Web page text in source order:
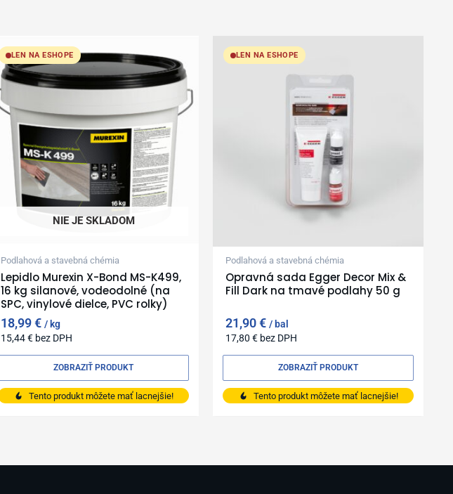
LEN NA ESHOPE
NIE JE SKLADOM
Podlahová a stavebná chémia
Lepidlo Murexin X-Bond MS-K499,
16 kg silanové, vodeodolné (na
SPC, vinylové dielce, PVC rolky)
18,99€ kg
15,44€ bez DPH
Tento produkt môžete mať lacnejšie!
ZOBRAZIŤ PRODUKT
LEN NA ESHOPE
Podlahová a stavebná chémia
Opravná sada Egger Decor Mix &
Fill Dark na tmavé podlahy 50 g
21,90€ bal
17,80 € bez DPH
Tento produkt môžete mať lacnejšie!
ZOBRAZIŤ PRODUKT